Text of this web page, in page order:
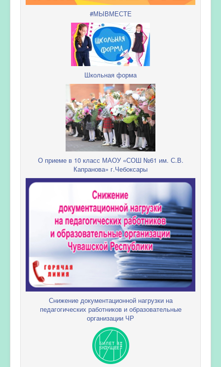
#МЫВМЕСТЕ
Школьная форма
О приеме в 10 класс МАОУ «СОШ №61 им. С.В.
Капранова» г.Чебоксары
Снижение документационной нагрузки на
педагогических работников и образовательные
организации ЧР